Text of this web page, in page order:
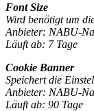
Font Size
Wird benötigt um
Anbieter: NABU-
Läuft ab: 7 Tage
Cookie Banner
Speichert die
Anbieter: NABU-
Läuft ab: 90 Tage